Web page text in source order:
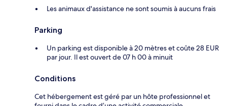
Les animaux d'assistance ne sont soumis à aucuns frais
Parking
Un parking est disponible à 20 mètres et coûte 28 EUR
par jour. Il est ouvert de 07 h 00 à minuit
Conditions
Cet hébergement est géré par un hôte professionnel et